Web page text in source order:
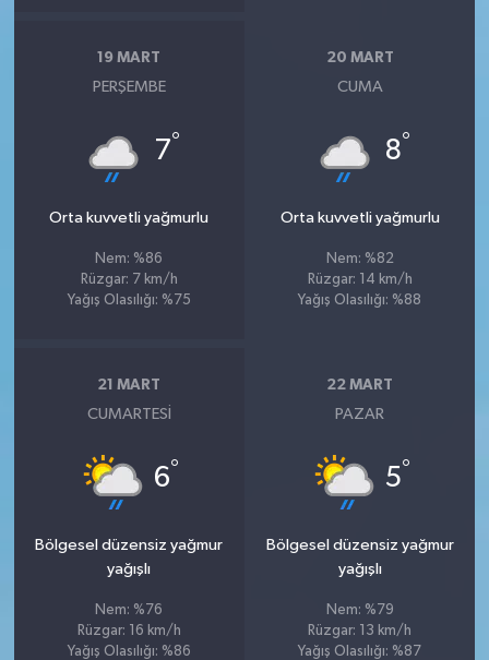
19 MART
PERŞEMBE
7°
Orta kuvvetli yağmurlu
Nem: %86
Rüzgar: 7 km/h
Yağış Olasılığı: %75
20 MART
CUMA
8°
Orta kuvvetli yağmurlu
Nem: %82
Rüzgar: 14 km/h
Yağış Olasılığı: %88
21 MART
CUMARTESI
6°
Bölgesel düzensiz yağmur
yağışlı
Nem: %76
Rüzgar: 16 km/h
Yağış Olasılığı: %86
22 MART
PAZAR
5°
Bölgesel düzensiz yağmur
yağışlı
Nem: %79
Rüzgar: 13 km/h
Yağış Olasılığı: %87